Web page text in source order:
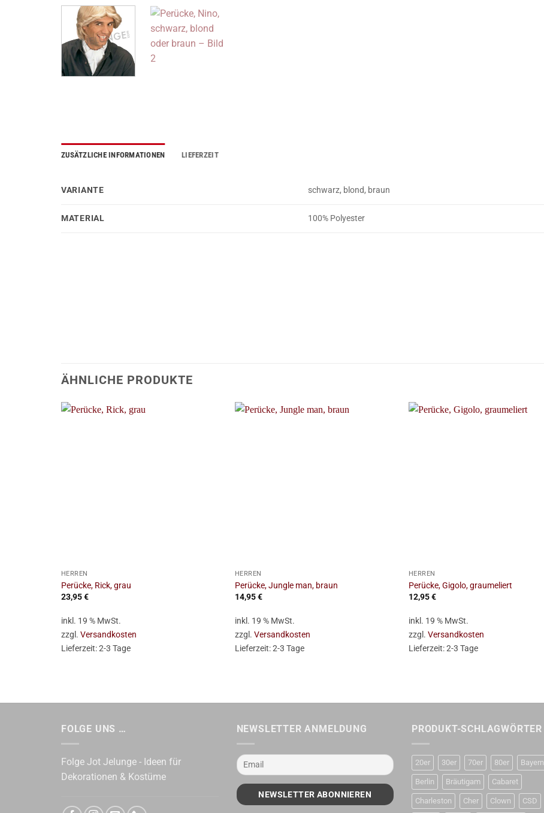
ZUSÄTZLICHE INFORMATIONEN LIEFERZEIT
VARIANTE schwarz, blond, braun
MATERIAL 100% Polyester
ÄHNLICHE PRODUKTE
HERREN
Perücke, Rick, grau
23,95€
inkl. 19 % MwSt.
zzgl. Versandkosten
Lieferzeit:2-3 Tage
HERREN
Perücke, Jungle man, braun
14,95€
inkl. 19 % MwSt.
zzgl. Versandkosten
Lieferzeit:2-3 Tage
HERREN
Perücke, Gigolo, graumeliert
12,95€
inkl. 19 % MwSt.
zzgl. Versandkosten
Lieferzeit:2-3 Tage
FOLGE UNS …
Folge Jot Jelunge - Ideen für
Dekorationen & Kostüme
NEWSLETTER ANMELDUNG PRODUKT-SCHLAGWÖRTER
20er 30er 70er 80er Bayern
Berlin Bräutigam Cabaret
Charleston Cher Clown CSD